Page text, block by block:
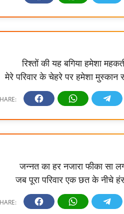
रिश्तों की यह बगिया हमेशा
मेरे परिवार के चेहरे पर हमेशा मुस्कान
जन्नत का हर नजारा फीका सा
जब पूरा परिवार एक छत के नीचे